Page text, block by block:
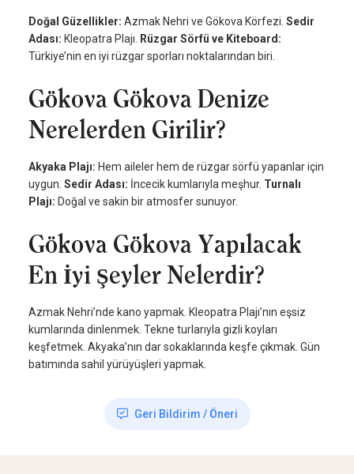
Doğal Güzellikler: Azmak Nehri ve Gökova Körfezi. Sedir
Adası: Kleopatra Plajı. Rüzgar Sörfü ve Kiteboard:
Türkiye’nin en iyi rüzgar sporları noktalarından biri.
Gökova Gökova Denize
Nerelerden Girilir?
Akyaka Plajı: Hem aileler hem de rüzgar sörfü yapanlar için
uygun. Sedir Adası: İncecik kumlarıyla meşhur. Turnalı
Plajı: Doğal ve sakin bir atmosfer sunuyor.
Gökova Gökova Yapılacak
En İyi Şeyler Nelerdir?
Azmak Nehri’nde kano yapmak. Kleopatra Plajı’nın eşsiz
kumlarında dinlenmek. Tekne turlarıyla gizli koyları
keşfetmek. Akyaka’nın dar sokaklarında keşfe çıkmak. Gün
batımında sahil yürüyüşleri yapmak.
Geri Bildirim / Öneri